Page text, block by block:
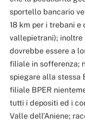
sportello bancario
18 km per i trebani
vallepietrani); inoltre
dovrebbe essere a
filiale in sofferenza;
spiegare alla stessa
filiale BPER
tutti i depositi ed i
Valle dell’Aniene;